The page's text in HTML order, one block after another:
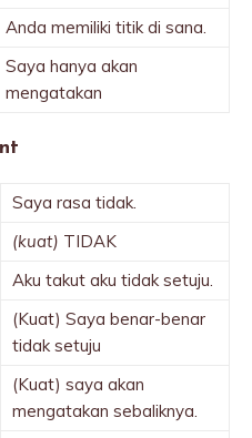
Anda memiliki titik di sana.
Saya hanya akan
mengatakan
Saya rasa tidak.
(kuat) TIDAK
Aku takut aku tidak setuju.
(Kuat) Saya benar-benar
tidak setuju
(Kuat) saya akan
mengatakan sebaliknya.